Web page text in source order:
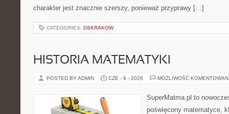
charakter jest znacznie szerszy, ponieważ przyprawy […]
CATEGORIES: DSKRAKOW
HISTORIA MATEMATYKI
POSTED BY ADMIN CZE - 9 - 2026 MOŻLIWOŚĆ
SuperMatma.pl to
poświęcony matematyce,